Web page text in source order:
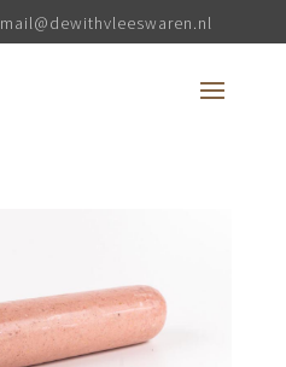
mail@dewithvleeswaren.nl